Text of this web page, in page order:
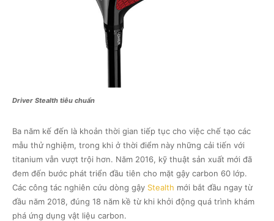
Driver Stealth tiêu chuẩn
Ba năm kế đến là khoản thời gian tiếp tục cho việc chế tạo các
mẫu thử nghiệm, trong khi ở thời điểm này những cải tiến với
titanium vẫn vượt trội hơn. Năm 2016, kỹ thuật sản xuất mới đã
đem đến bước phát triển đầu tiên cho mặt gậy carbon 60 lớp.
Các công tác nghiên cứu dòng gậy Stealth mới bắt đầu ngay từ
đầu năm 2018, đúng 18 năm kề từ khi khởi động quá trình khám
phá ứng dụng vật liệu carbon.